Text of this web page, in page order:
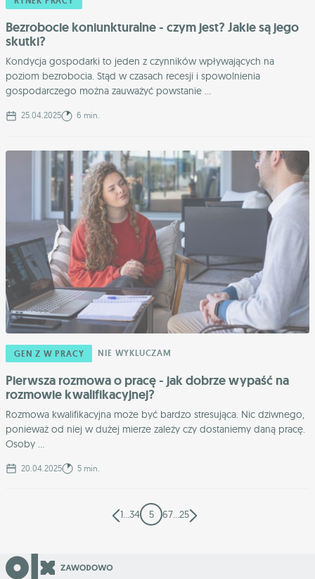
Bezrobocie koniunkturalne - czym jest? Jakie są jego
skutki?
Kondycja gospodarki to jeden z czynników wpływających na
poziom bezrobocia. Stąd w czasach recesji i spowolnienia
gospodarczego można zauważyć powstanie ...
25.04.2025 6 min.
GEN Z W PRACY NIE WYKLUCZAM
Pierwsza rozmowa o pracę - jak dobrze wypaść na
rozmowie kwalifikacyjnej?
Rozmowa kwalifikacyjna może być bardzo stresująca. Nic dziwnego,
ponieważ od niej w dużej mierze zależy czy dostaniemy daną pracę.
Osoby ...
20.04.2025 5 min.
1…34 5 67…25